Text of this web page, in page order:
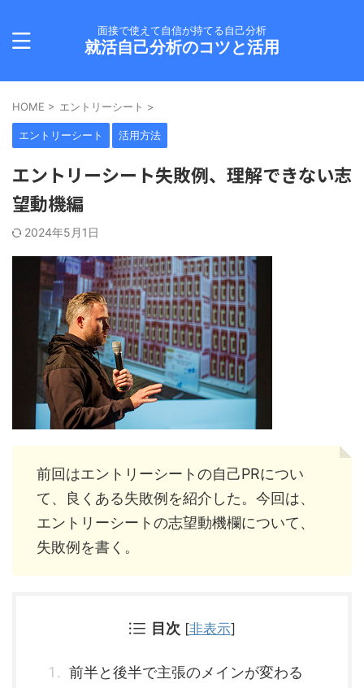
面接で使えて自信が持てる自己分析
就活自己分析のコツと活用
HOME > エントリーシート >
エントリーシート 活用方法
エントリーシート失敗例、理解できない志
望動機編
2024年5月1日
前回はエントリーシートの自己PRについ
て、良くある失敗例を紹介した。今回は、
エントリーシートの志望動機欄について、
失敗例を書く。
目次 [非表示]
前半と後半で主張のメインが変わる